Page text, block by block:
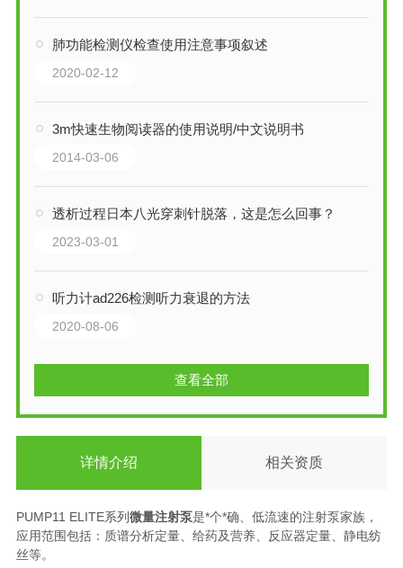
肺功能检测仪检查使用注意事项叙述
2020-02-12
3m快速生物阅读器的使用说明/中文说明书
2014-03-06
透析过程日本八光穿刺针脱落，这是怎么回事？
2023-03-01
听力计ad226检测听力衰退的方法
2020-08-06
查看全部
详情介绍 相关资质
PUMP11 ELITE系列微量注射泵是*个*确、低流速的注射泵家族，
应用范围包括：质谱分析定量、给药及营养、反应器定量、静电纺
丝等。